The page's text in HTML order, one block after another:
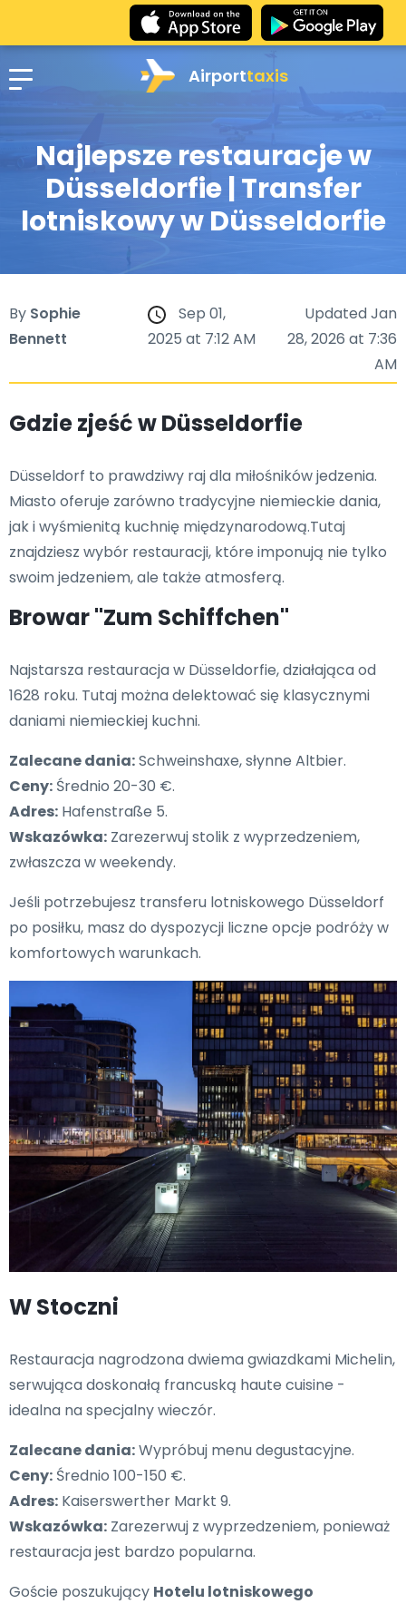
Airporttaxis
Najlepsze restauracje w
Düsseldorfie | Transfer
lotniskowy w Düsseldorfie
By Sophie
Bennett
Sep 01,
2025 at 7:12 AM
Updated Jan
28, 2026 at 7:36
AM
Gdzie zjeść w Düsseldorfie
Düsseldorf to prawdziwy raj dla miłośników jedzenia.
Miasto oferuje zarówno tradycyjne niemieckie dania,
jak i wyśmienitą kuchnię międzynarodową.Tutaj
znajdziesz wybór restauracji, które imponują nie tylko
swoim jedzeniem, ale także atmosferą.
Browar "Zum Schiffchen"
Najstarsza restauracja w Düsseldorfie, działająca od
1628 roku. Tutaj można delektować się klasycznymi
daniami niemieckiej kuchni.
Zalecane dania:Schweinshaxe, słynne Altbier.
Ceny: Średnio 20-30 €.
Adres: Hafenstraße 5.
Wskazówka: Zarezerwuj stolik z wyprzedzeniem,
zwłaszcza w weekendy.
Jeśli potrzebujesz transferu lotniskowego Düsseldorf
po posiłku, masz do dyspozycji liczne opcje podróży w
komfortowych warunkach.
W Stoczni
Restauracja nagrodzona dwiema gwiazdkami Michelin,
serwująca doskonałą francuską haute cuisine -
idealna na specjalny wieczór.
Zalecane dania:Wypróbuj menu degustacyjne.
Ceny: Średnio 100-150 €.
Adres: Kaiserswerther Markt 9.
Wskazówka: Zarezerwuj z wyprzedzeniem, ponieważ
restauracja jest bardzo popularna.
Goście poszukujący Hotelu lotniskowego